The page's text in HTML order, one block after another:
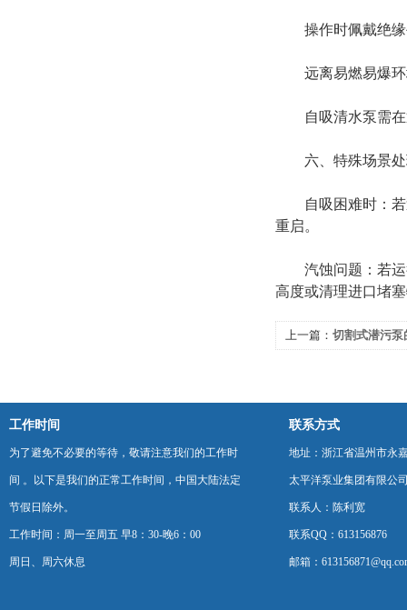
操作时佩戴绝缘
远离易燃易爆环
自吸清水泵需在
六、特殊场景处
自吸困难时‌：若
重启。
汽蚀问题‌：若运
高度或清理进口堵
上一篇： 切割式潜污泵
工作时间
为了避免不必要的等待，敬请注意我们的工作时
间 。以下是我们的正常工作时间，中国大陆法定
节假日除外。
工作时间：周一至周五 早8：30-晚6：00
周日、周六休息
联系方式
地址：浙江省温州市永
太平洋泵业集团有限公
联系人：陈利宽
联系QQ：613156876
邮箱：